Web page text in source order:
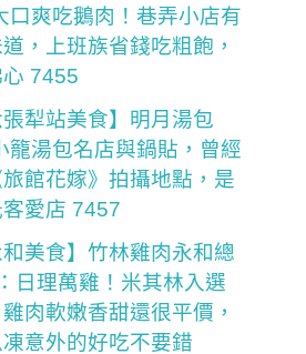
口爽吃鵝肉！巷弄小店有
，上班族省錢吃粗飽，
7455
張犁站美食】明月湯包
籠湯包名店與鍋貼，曾經
館花嫁》拍攝地點，是
客愛店 7457
和美食】竹林雞肉永和總
日理萬雞！米其林入選
肉軟嫩香甜還很平價，
意外的好吃不要錯